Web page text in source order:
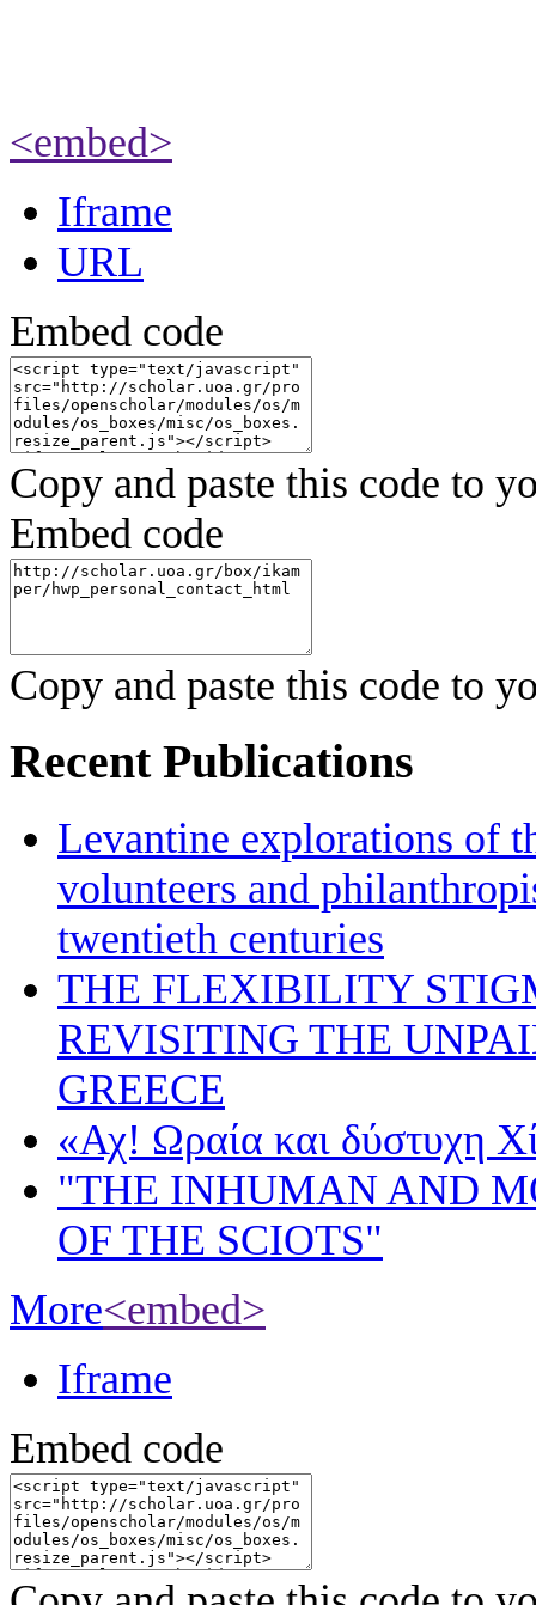
<embed>
Iframe
URL
Embed code
Copy and paste this code to
Embed code
Copy and paste this code to
Recent Publications
Levantine explorations of
volunteers and
twentieth centuries
THE FLEXIBILITY
REVISITING THE
GREECE
«Αχ! Ωραία και δύστυχη
"THE INHUMAN AND
OF THE SCIOTS"
More<embed>
Iframe
Embed code